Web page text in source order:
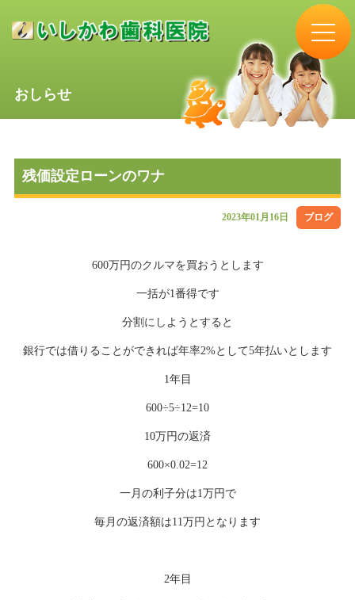
おしらせ
残価設定ローンのワナ
2023年01月16日 ブログ
600万円のクルマを買おうとします
一括が1番得です
分割にしようとすると
銀行では借りることができれば年率2%として5年払いとします
1年目
600÷5÷12=10
10万円の返済
600×0.02=12
一月の利子分は1万円で
毎月の返済額は11万円となります
2年目